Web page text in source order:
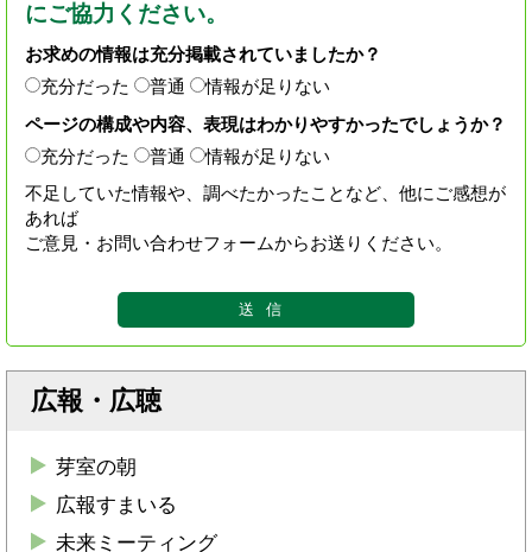
にご協力ください。
お求めの情報は充分掲載されていましたか？
充分だった
普通
情報が足りない
ページの構成や内容、表現はわかりやすかったでしょうか？
充分だった
普通
情報が足りない
不足していた情報や、調べたかったことなど、他にご感想が
あれば
ご意見・お問い合わせフォームからお送りください。
広報・広聴
芽室の朝
広報すまいる
未来ミーティング